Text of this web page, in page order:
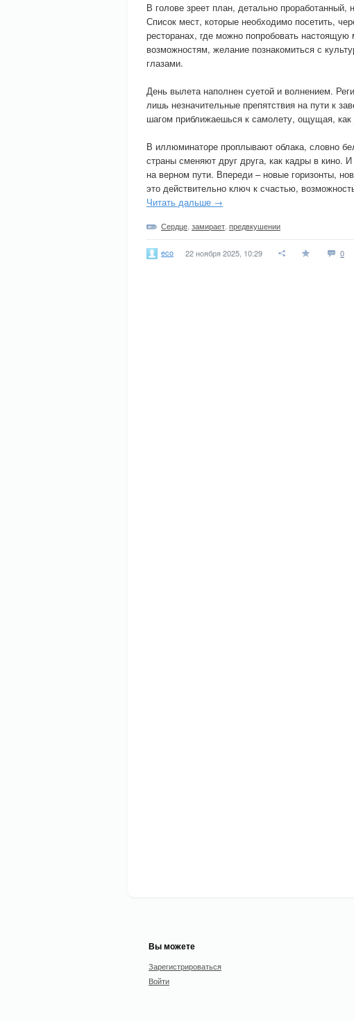
В голове зреет план, детально
Список мест, которые необходимо посетить,
ресторанах, где можно попробовать
возможностям, желание познакомиться с
глазами.
День вылета наполнен суетой и волнением.
лишь незначительные препятствия на пути к
шагом приближаешься к самолету, ощущая,
В иллюминаторе проплывают облака, словно
страны сменяют друг друга, как кадры в кино.
на верном пути. Впереди – новые горизонты,
это действительно ключ к счастью,
Читать дальше →
Сердце замирает предвкушении
eco 22 ноября 2025, 10:29 0
Вы можете
Зарегистрироваться
Войти